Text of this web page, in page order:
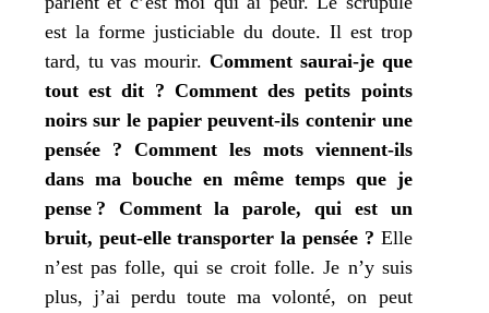
est la forme jus­ti­ciable du doute. Il est trop
tard, tu vas mou­rir.Comment sau­rai-je que
tout est dit ? Comment des petits points
noirs sur le papier peuvent-ils conte­nir une
pen­sée ? Comment les mots viennent-ils
dans ma bouche en même temps que je
pense ?
Comment la parole, qui est un
bruit, peut-elle trans­por­ter la pen­sée ? Elle
n’est pas folle, qui se croit folle.Je n’y suis
plus, j’ai per­du toutema volon­té, on peut